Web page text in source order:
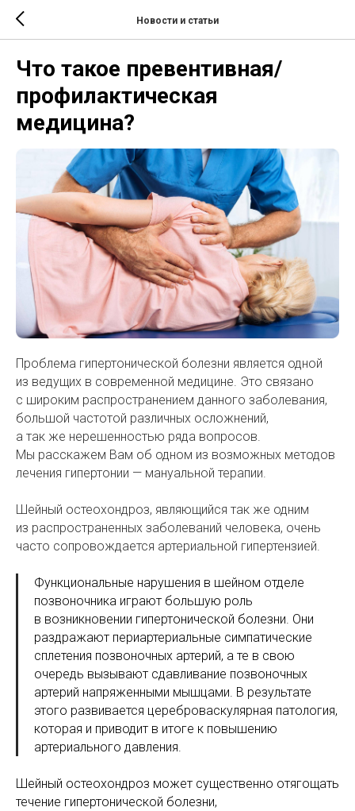
Новости и статьи
Что такое превентивная/
профилактическая
медицина?
Проблема гипертонической болезни является одной
из ведущих в современной медицине. Это связано
с широким распространением данного заболевания,
большой частотой различных осложнений,
а так же нерешенностью ряда вопросов.
Мы расскажем Вам об одном из возможных методов
лечения гипертонии — мануальной терапии.
Шейный остеохондроз, являющийся так же одним
из распространенных заболеваний человека, очень
часто сопровождается артериальной гипертензией.
Функциональные нарушения в шейном отделе
позвоночника играют большую роль
в возникновении гипертонической болезни. Они
раздражают периартериальные симпатические
сплетения позвоночных артерий, а те в свою
очередь вызывают сдавливание позвоночных
артерий напряженными мышцами. В результате
этого развивается цереброваскулярная патология,
которая и приводит в итоге к повышению
артериального давления.
Шейный остеохондроз может существенно отягощать
течение гипертонической болезни,